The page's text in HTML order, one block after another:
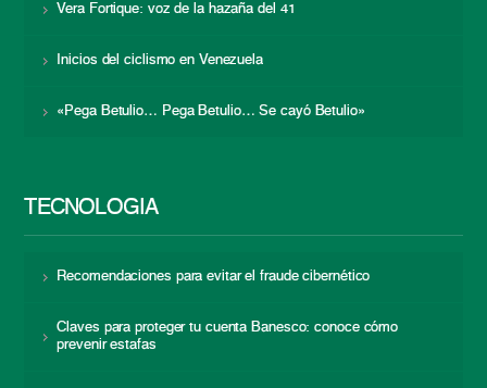
Vera Fortique: voz de la hazaña del 41
Inicios del ciclismo en Venezuela
«Pega Betulio… Pega Betulio… Se cayó Betulio»
TECNOLOGÍA
Recomendaciones para evitar el fraude cibernético
Claves para proteger tu cuenta Banesco: conoce cómo
prevenir estafas